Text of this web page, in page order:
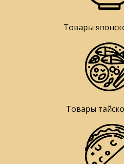
Товары
Товары